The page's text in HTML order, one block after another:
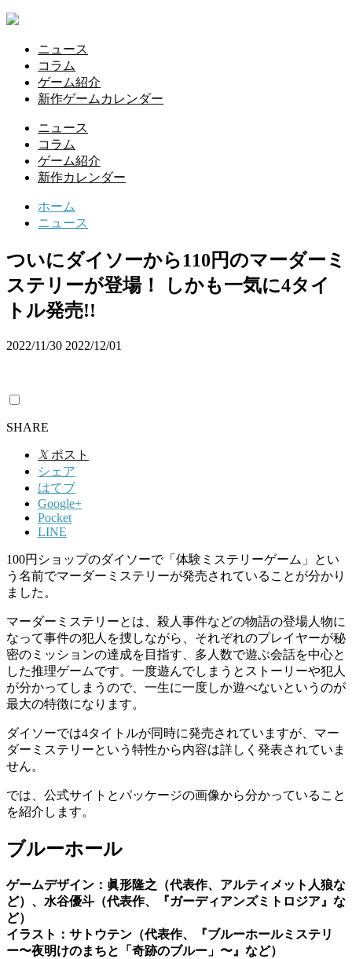
ニュース
コラム
ゲーム紹介
新作ゲームカレンダー
ニュース
コラム
ゲーム紹介
新作カレンダー
ホーム
ニュース
ついにダイソーから110円のマーダーミ
ステリーが登場！ しかも一気に4タイ
トル発売!!
2022/11/30 2022/12/01
SHARE
𝕏 ポスト
シェア
はてブ
Google+
Pocket
LINE
100円ショップのダイソーで「体験ミステリーゲーム」とい
う名前でマーダーミステリーが発売されていることが分かり
ました。
マーダーミステリーとは、殺人事件などの物語の登場人物に
なって事件の犯人を捜しながら、それぞれのプレイヤーが秘
密のミッションの達成を目指す、多人数で遊ぶ会話を中心と
した推理ゲームです。一度遊んでしまうとストーリーや犯人
が分かってしまうので、一生に一度しか遊べないというのが
最大の特徴になります。
ダイソーでは4タイトルが同時に発売されていますが、マー
ダーミステリーという特性から内容は詳しく発表されていま
せん。
では、公式サイトとパッケージの画像から分かっていること
を紹介します。
ブルーホール
ゲームデザイン：眞形隆之（代表作、アルティメット人狼な
ど）、水谷優斗（代表作、『ガーディアンズミトロジア』な
ど）
イラスト：サトウテン（代表作、『ブルーホールミステリ
ー〜夜明けのまちと「奇跡のブルー」〜』など）